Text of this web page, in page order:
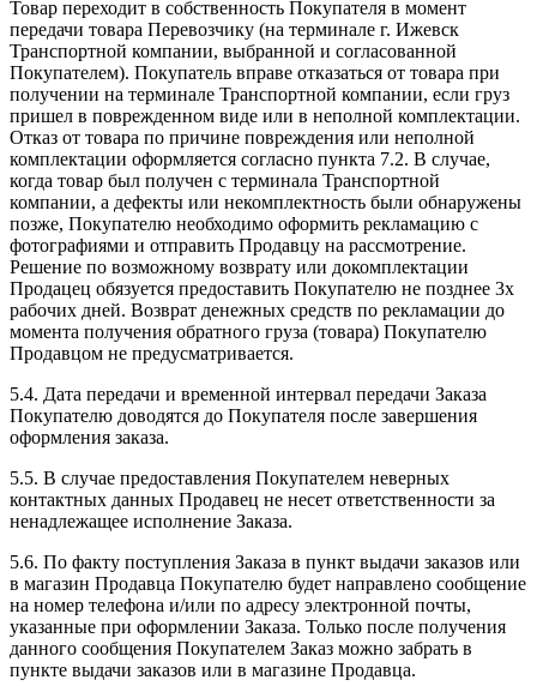
Товар переходит в собственность Покупателя в момент
передачи товара Перевозчику (на терминале г. Ижевск
Транспортной компании, выбранной и согласованной
Покупателем). Покупатель вправе отказаться от товара при
получении на терминале Транспортной компании, если груз
пришел в поврежденном виде или в неполной комплектации.
Отказ от товара по причине повреждения или неполной
комплектации оформляется согласно пункта 7.2. В случае,
когда товар был получен с терминала Транспортной
компании, а дефекты или некомплектность были обнаружены
позже, Покупателю необходимо оформить рекламацию с
фотографиями и отправить Продавцу на рассмотрение.
Решение по возможному возврату или докомплектации
Продацец обязуется предоставить Покупателю не позднее 3х
рабочих дней. Возврат денежных средств по рекламации до
момента получения обратного груза (товара) Покупателю
Продавцом не предусматривается.
5.4. Дата передачи и временной интервал передачи Заказа
Покупателю доводятся до Покупателя после завершения
оформления заказа.
5.5. В случае предоставления Покупателем неверных
контактных данных Продавец не несет ответственности за
ненадлежащее исполнение Заказа.
5.6. По факту поступления Заказа в пункт выдачи заказов или
в магазин Продавца Покупателю будет направлено сообщение
на номер телефона и/или по адресу электронной почты,
указанные при оформлении Заказа. Только после получения
данного сообщения Покупателем Заказ можно забрать в
пункте выдачи заказов или в магазине Продавца.